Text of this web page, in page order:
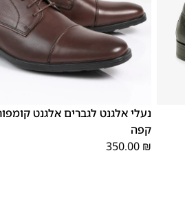
קפה
350.00 ₪